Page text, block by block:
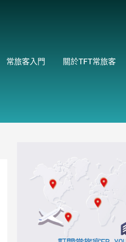
常旅客入門 關於TFT常旅客